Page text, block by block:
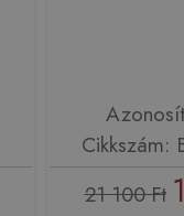
21 100 Ft